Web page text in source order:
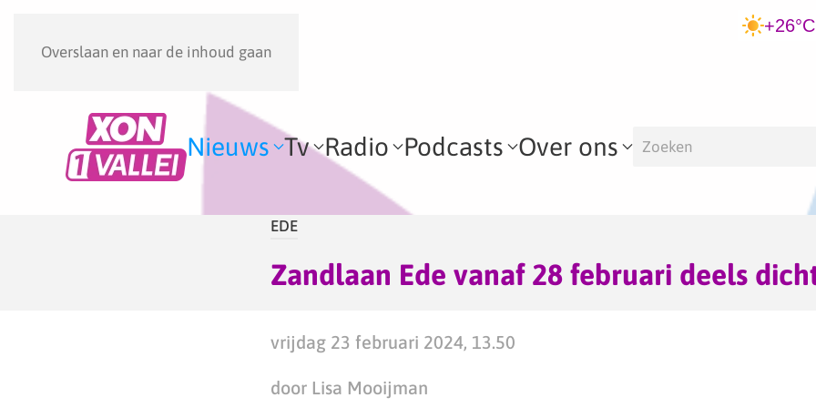
Overslaan en naar de inhoud gaan
+26°C
Nieuws Tv Radio Podcasts Over ons
EDE
Zandlaan Ede vanaf 28 februari deels
vrijdag 23 februari 2024, 13.50
door Lisa Mooijman